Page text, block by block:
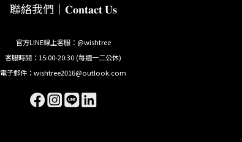
聯絡我們｜𝐂𝐨𝐧𝐭𝐚𝐜𝐭 𝐔𝐬
官方LINE線上客服：@wishtree
客服時間：15:00-20:30 (每週一二公休)
電子郵件：wishtree2016@outlook.com